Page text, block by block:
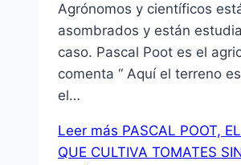
Agrónomos y científicos
asombrados y están
caso. Pascal Poot es el
comenta “ Aquí el terreno
el…
Leer más PASCAL POOT,
QUE CULTIVA TOMATES